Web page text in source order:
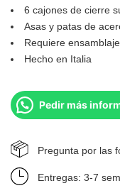
6 cajones de cierre
Asas y patas de
Requiere ensamblaje
Hecho en Italia
Pedir más
Pregunta por las
Entregas: 3-7